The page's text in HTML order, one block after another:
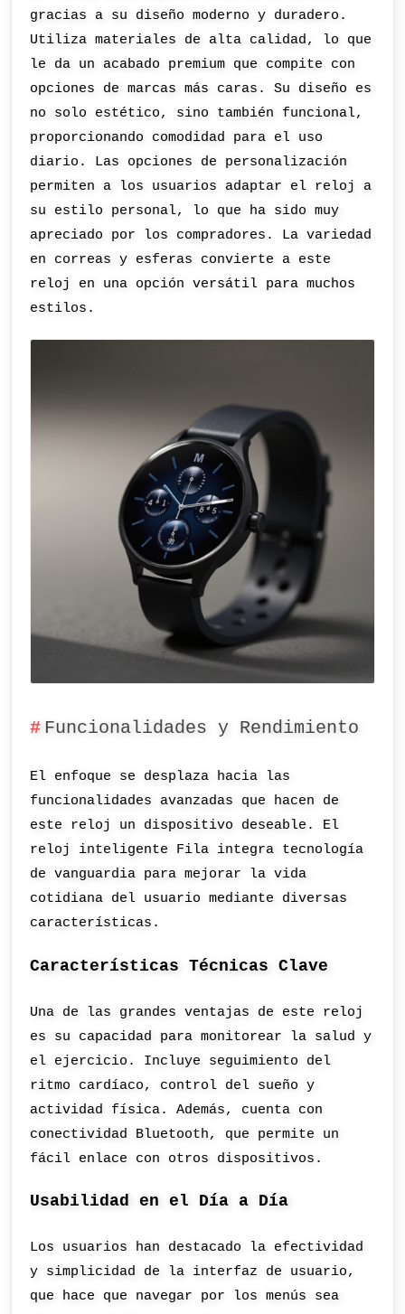
gracias a su diseño moderno y duradero.
Utiliza materiales de alta calidad, lo que
le da un acabado premium que compite con
opciones de marcas más caras. Su diseño es
no solo estético, sino también funcional,
proporcionando comodidad para el uso
diario. Las opciones de personalización
permiten a los usuarios adaptar el reloj a
su estilo personal, lo que ha sido muy
apreciado por los compradores. La variedad
en correas y esferas convierte a este
reloj en una opción versátil para muchos
estilos.
Funcionalidades y Rendimiento
El enfoque se desplaza hacia las
funcionalidades avanzadas que hacen de
este reloj un dispositivo deseable. El
reloj inteligente Fila integra tecnología
de vanguardia para mejorar la vida
cotidiana del usuario mediante diversas
características.
Características Técnicas Clave
Una de las grandes ventajas de este reloj
es su capacidad para monitorear la salud y
el ejercicio. Incluye seguimiento del
ritmo cardíaco, control del sueño y
actividad física. Además, cuenta con
conectividad Bluetooth, que permite un
fácil enlace con otros dispositivos.
Usabilidad en el Día a Día
Los usuarios han destacado la efectividad
y simplicidad de la interfaz de usuario,
que hace que navegar por los menús sea